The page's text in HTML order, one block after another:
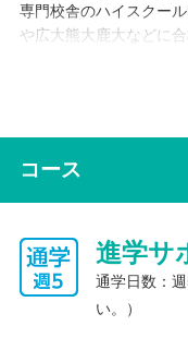
専門校舎のハイスクー
や広大熊大鹿大などに
入試対策までをしっか
インターネット学習
ます。さらに、成績UP
英語講座」､中学内容
難関国公立大/難関・最
コース
進学サ
通学日数：
い。）